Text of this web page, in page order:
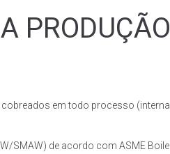
em todo processo
SMAW) de acordo com ASME